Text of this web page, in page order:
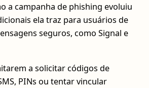
a campanha de phishing evoluiu
ela traz para usuários de
seguros, como Signal e
a solicitar códigos de
PINs ou tentar vincular